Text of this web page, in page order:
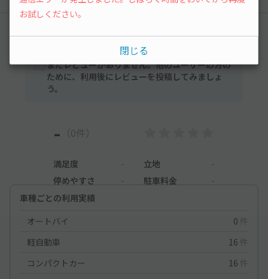
レビュー
まだレビューがありません。他のユーザーの方の
ために、利用後にレビューを投稿してみましょ
う。
- （0件）
満足度 - 立地
-
停めやすさ
- 駐車料金
-
車種ごとの利用実績
オートバイ
0 件
軽自動車
16 件
コンパクトカー
16 件
お試しください。
閉じる